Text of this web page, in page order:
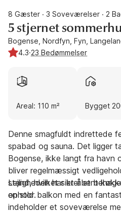
8 Gæster · 3 Soveværelser · 2
5 stjernet
Bogense, Nordfyn, Fyn,
4.3·23 Bedømmelser
Areal: 110 m² Bygget
Denne smagfuldt indrettede
spabad og sauna. Det ligger
Bogense, ikke langt fra havn
bliver regelmæssigt
stand, hvilket sikrer et
ophold.
Lejligheden har et åbent
en stor balkon med en
indeholder et soveværelse